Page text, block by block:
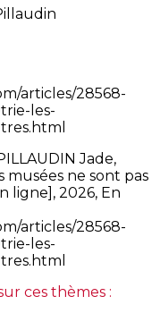
articles/28568-
les-
Jade,
musées ne sont pas
ligne], 2026, En
articles/28568-
les-
ces thèmes :